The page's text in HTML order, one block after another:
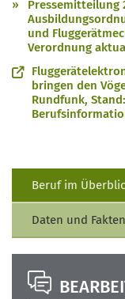
Pressemitteilung
und
Verordnung
bringen den
Rundfunk,
Beruf im
Daten und Fakten